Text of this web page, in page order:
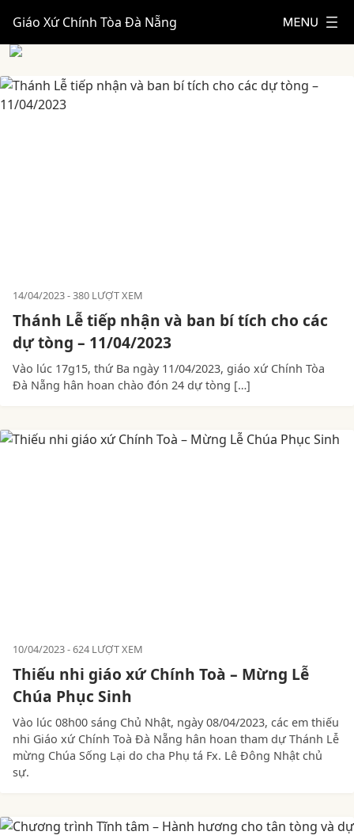
Giáo Xứ Chính Tòa Đà Nẵng
14/04/2023 380 LƯỢT XEM
Thánh Lễ tiếp nhận và ban bí tích cho các
dự tòng – 11/04/2023
Vào lúc 17g15, thứ Ba ngày 11/04/2023, giáo xứ Chính Tòa
Đà Nẵng hân hoan chào đón 24 dự tòng […]
10/04/2023 624 LƯỢT XEM
Thiếu nhi giáo xứ Chính Toà – Mừng Lễ
Chúa Phục Sinh
Vào lúc 08h00 sáng Chủ Nhật, ngày 08/04/2023, các em thiếu
nhi Giáo xứ Chính Toà Đà Nẵng hân hoan tham dự Thánh Lễ
mừng Chúa Sống Lại do cha Phụ tá Fx. Lê Đông Nhật chủ
sự.